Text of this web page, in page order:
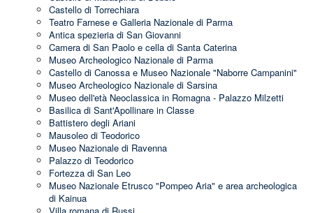
Castello di Torrechiara
Teatro Farnese e Galleria Nazionale di Parma
Antica spezieria di San Giovanni
Camera di San Paolo e cella di Santa Caterina
Museo Archeologico Nazionale di Parma
Castello di Canossa e Museo Nazionale "Naborre Campanini"
Museo Archeologico Nazionale di Sarsina
Museo dell'età Neoclassica in Romagna - Palazzo Milzetti
Basilica di Sant'Apollinare in Classe
Battistero degli Ariani
Mausoleo di Teodorico
Museo Nazionale di Ravenna
Palazzo di Teodorico
Fortezza di San Leo
Museo Nazionale Etrusco "Pompeo Aria" e area archeologica
di Kainua